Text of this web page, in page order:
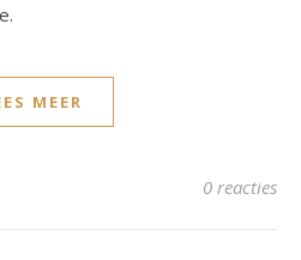
MEER
0 reacties